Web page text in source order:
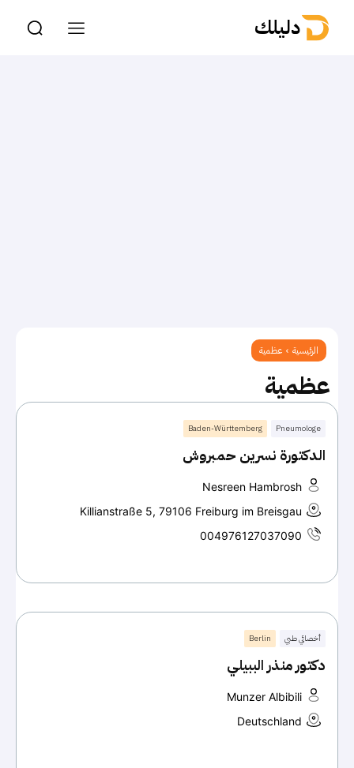
دليلك
الرئيسية عظمية
عظمية
Pneumologe
Baden-Württemberg
الدكتورة نسرين حمبروش
Nesreen Hambrosh
Killianstraße 5, 79106 Freiburg im Breisgau
004976127037090
أخصائي طبي Berlin
دكتور منذر الببيلي
Munzer Albibili
Deutschland